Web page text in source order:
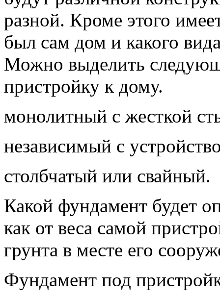
разной. Кроме этого
был сам дом и какого
Можно выделить
пристройку к дому.
монолитный с жесткой
независимый с
столбчатый или свайный.
Какой фундамент будет
как от веса самой
грунта в месте его
Фундамент под